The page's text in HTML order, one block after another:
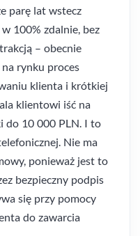
parę lat wstecz
100% zdalnie, bez
– obecnie
rynku proces
klienta i krótkiej
klientowi iść na
do 10 000 PLN. I to
Nie ma
ponieważ jest to
bezpieczny podpis
się przy pomocy
do zawarcia